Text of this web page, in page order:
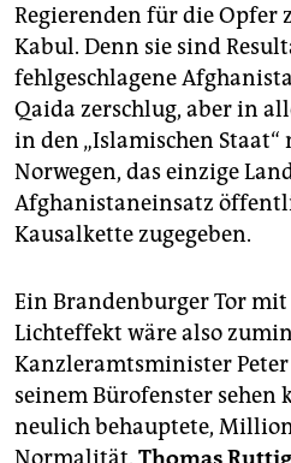
Regierenden für die Opfer
Kabul. Denn sie sind
fehlgeschlagene
Qaida zerschlug, aber in
in den „Islamischen
Norwegen, das einzige
Afghanistaneinsatz
Kausalkette zugegeben.
Ein Brandenburger Tor
Lichteffekt wäre also
Kanzleramtsminister
seinem Bürofenster sehen
neulich behauptete,